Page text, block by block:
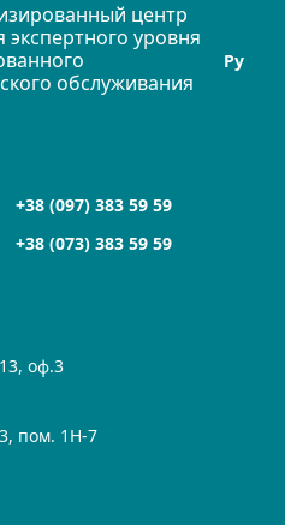
центр
экспертного уровня
обслуживания
Ру
оф.3
пом. 1Н-7
+38 (097) 383 59 59
+38 (073) 383 59 59